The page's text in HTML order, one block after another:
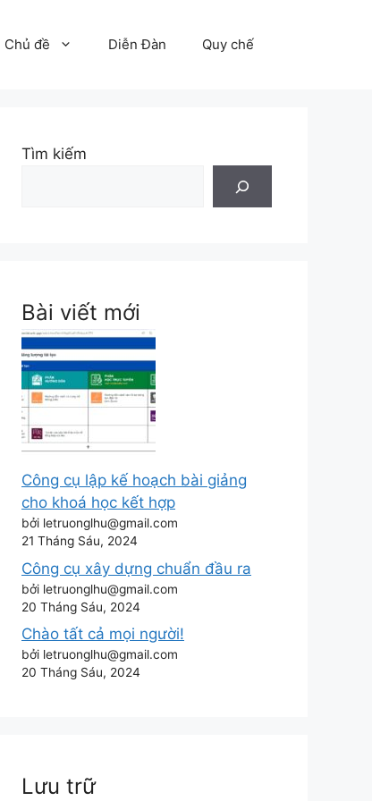
Chủ đề Diễn Đàn Quy chế
Tìm kiếm
Bài viết mới
Công cụ lập kế hoạch bài giảng
cho khoá học kết hợp
bởi letruonglhu@gmail.com
21 Tháng Sáu, 2024
Công cụ xây dựng chuẩn đầu ra
bởi letruonglhu@gmail.com
20 Tháng Sáu, 2024
Chào tất cả mọi người!
bởi letruonglhu@gmail.com
20 Tháng Sáu, 2024
Lưu trữ